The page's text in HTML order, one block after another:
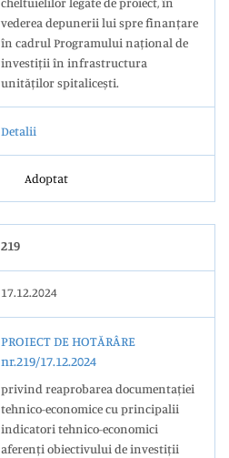
vederea depunerii lui spre finanțare
în cadrul Programului național de
investiții în infrastructura
unităților spitalicești.
Detalii
Adoptat
219
17.12.2024
PROIECT DE HOTĂRÂRE
nr.219/17.12.2024
privind reaprobarea documentației
tehnico-economice cu principalii
indicatori tehnico-economici
aferenți obiectivului de investiții